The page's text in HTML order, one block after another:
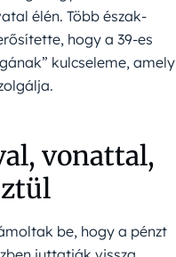
élén. Több észak-
hogy a 39-es
kulcseleme, amely
vonattal,
be, hogy a pénzt